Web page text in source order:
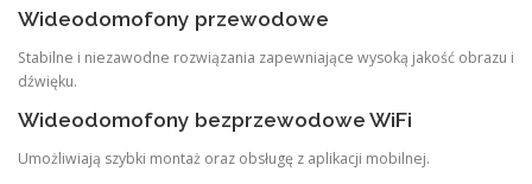
Wideodomofony przewodowe
Stabilne i niezawodne rozwiązania zapewniające wysoką jakość obrazu i
dźwięku.
Wideodomofony bezprzewodowe WiFi
Umożliwiają szybki montaż oraz obsługę z aplikacji mobilnej.